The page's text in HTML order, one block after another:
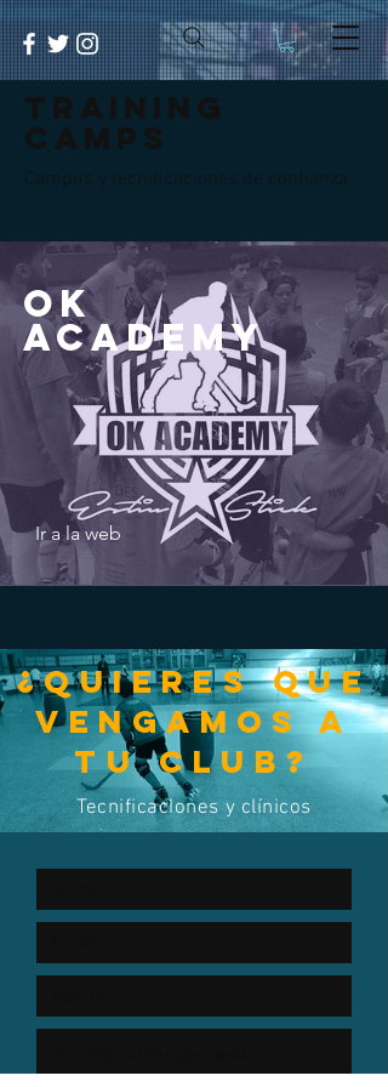
TRAINING
CAMPS
Campus y tecnificaciones de confianza
OK
Academy
Ir a la web
¿quieres que
vengamos a
tu club?
Tecnificaciones y clínicos